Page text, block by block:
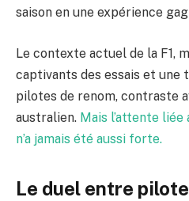
saison en une expérience
Le contexte actuel de la F1,
captivants des essais et
pilotes de renom, contraste
australien. Mais l’attente
n’a jamais été aussi forte.
Le duel entre